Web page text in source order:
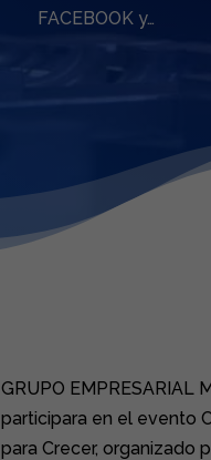
FACEBOOK y…
GRUPO EMPRESARIAL
participara en el evento
para Crecer, organizado